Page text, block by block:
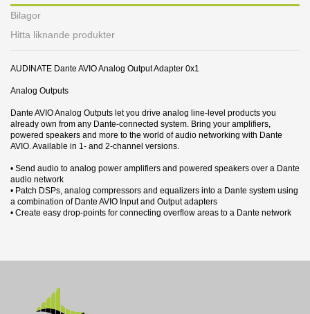
Bilagor
Hitta liknande produkter
AUDINATE Dante AVIO Analog Output Adapter 0x1
Analog Outputs
Dante AVIO Analog Outputs let you drive analog line-level products you
already own from any Dante-connected system. Bring your amplifiers,
powered speakers and more to the world of audio networking with Dante
AVIO. Available in 1- and 2-channel versions.
• Send audio to analog power amplifiers and powered speakers over a Dante
audio network
• Patch DSPs, analog compressors and equalizers into a Dante system using
a combination of Dante AVIO Input and Output adapters
• Create easy drop-points for connecting overflow areas to a Dante network